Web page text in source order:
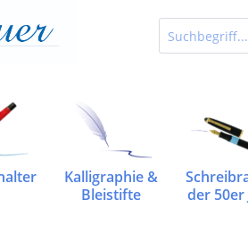
Kalligraphie &
Bleistifte
der 50er